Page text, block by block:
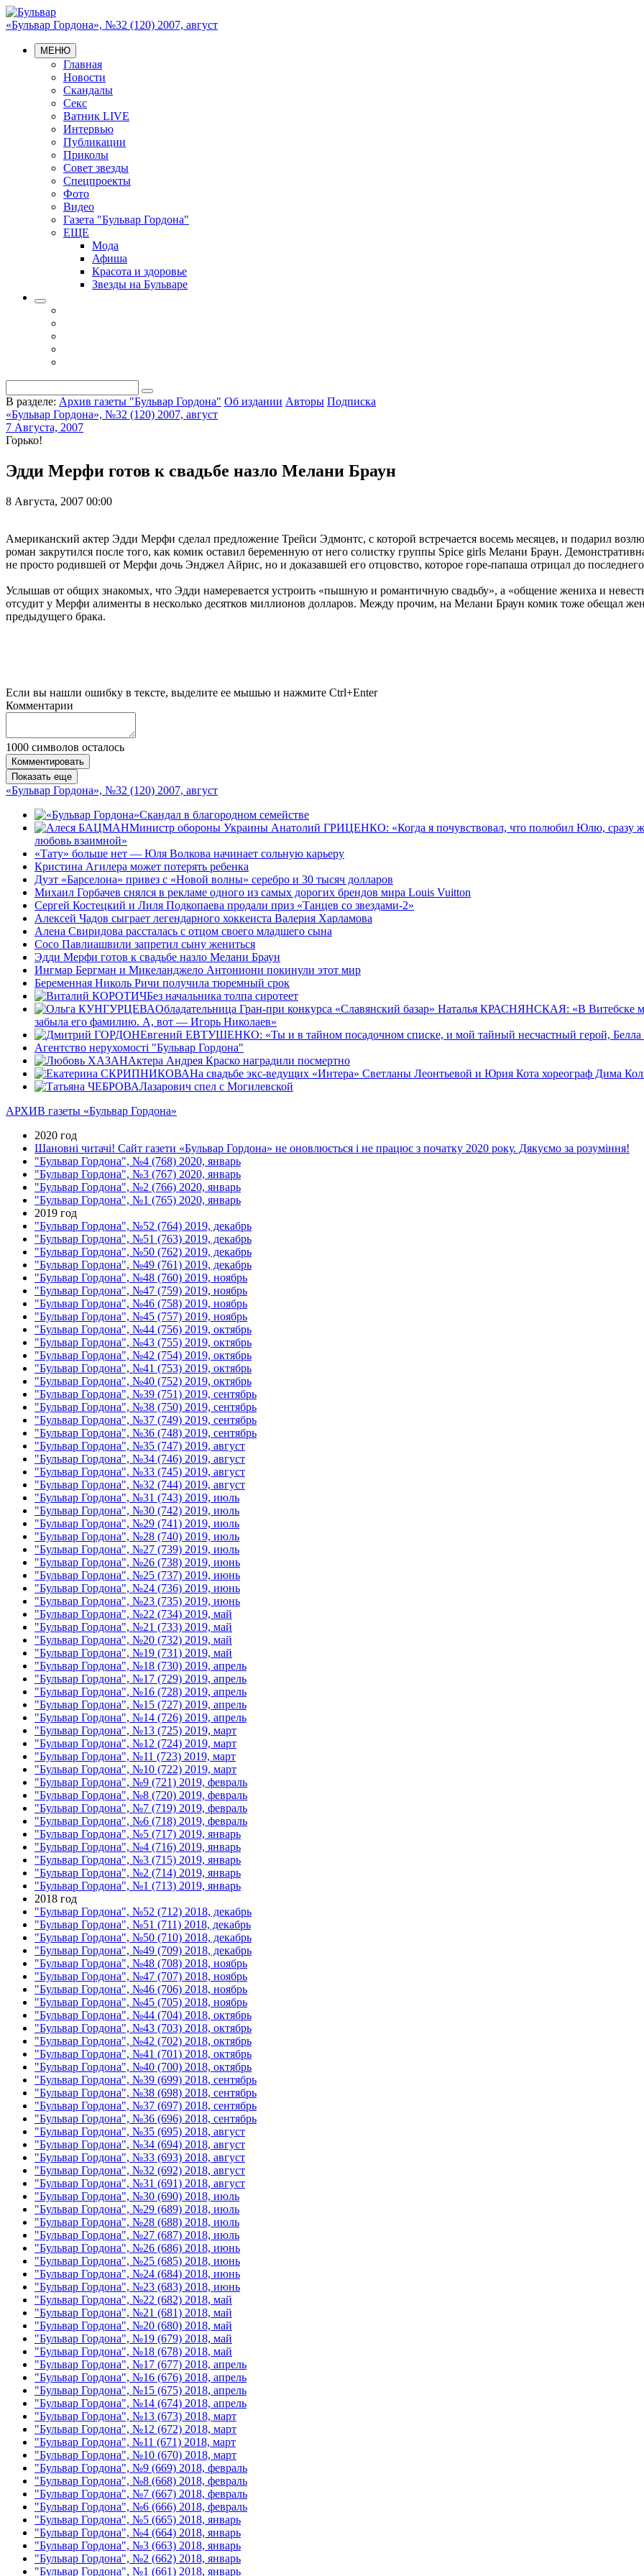
«Бульвар Гордона», №32 (120) 2007, август
МЕНЮ
Главная
Новости
Скандалы
Секс
Ватник LIVE
Интервью
Публикации
Приколы
Совет звезды
Спецпроекты
Фото
Видео
Газета "Бульвар Гордона"
ЕЩЕ
Мода
Афиша
Красота и здоровье
Звезды на Бульваре
В разделе: Архив газеты "Бульвар Гордона" Об издании Авторы Подписка
«Бульвар Гордона», №32 (120) 2007, август
7 Августа, 2007
Горько!
Эдди Мерфи готов к свадьбе назло Мелани Браун
8 Августа, 2007 00:00
Американский актер Эдди Мерфи сделал предложение Трейси Эдмонтс, с которой встречается восемь месяцев, и подарил
роман закрутился после того, как комик оставил беременную от него солистку группы Spice girls Мелани Браун.
не просто родившей от Мерфи дочь Энджел Айрис, но и доказавшей его отцовство, которое горе-папаша отрицал до
Услышав от общих знакомых, что Эдди намеревается устроить «пышную и романтичную свадьбу», а «общение жениха и
отсудит у Мерфи алименты в несколько десятков миллионов долларов. Между прочим, на Мелани Браун комик тоже обещал
предыдущего брака.
Если вы нашли ошибку в тексте, выделите ее мышью и нажмите Ctrl+Enter
Комментарии
1000 символов осталось
Комментировать
Показать еще
«Бульвар Гордона», №32 (120) 2007, август
Скандал в благородном семействе
Министр обороны Украины Анатолий ГРИЦЕНКО: «Когда я почувствовал, что полюбил Юлю, сразу
любовь взаимной»
«Тату» больше нет — Юля Волкова начинает сольную карьеру
Кристина Агилера может потерять ребенка
Дуэт «Барселона» привез с «Новой волны» серебро и 30 тысяч долларов
Михаил Горбачев снялся в рекламе одного из самых дорогих брендов мира Louis Vuitton
Сергей Костецкий и Лиля Подкопаева продали приз «Танцев со звездами-2»
Алексей Чадов сыграет легендарного хоккеиста Валерия Харламова
Алена Свиридова рассталась с отцом своего младшего сына
Сосо Павлиашвили запретил сыну жениться
Эдди Мерфи готов к свадьбе назло Мелани Браун
Ингмар Бергман и Микеланджело Антониони покинули этот мир
Беременная Николь Ричи получила тюремный срок
Без начальника толпа сиротеет
Обладательница Гран-при конкурса «Славянский базар» Наталья КРАСНЯНСКАЯ: «В Витебске
забыла его фамилию. А, вот — Игорь Николаев»
Евгений ЕВТУШЕНКО: «Ты и в тайном посадочном списке, и мой тайный несчастный герой, Белла
Агентство нерухомості "Бульвар Гордона"
Актера Андрея Краско наградили посмертно
На свадьбе экс-ведущих «Интера» Светланы Леонтьевой и Юрия Кота хореограф Дима
Лазарович спел с Могилевской
АРХИВ газеты «Бульвар Гордона»
2020 год
Шановні читачі! Сайт газети «Бульвар Гордона» не оновлюється і не працює з початку 2020 року. Дякуємо за розуміння!
"Бульвар Гордона", №4 (768) 2020, январь
"Бульвар Гордона", №3 (767) 2020, январь
"Бульвар Гордона", №2 (766) 2020, январь
"Бульвар Гордона", №1 (765) 2020, январь
2019 год
"Бульвар Гордона", №52 (764) 2019, декабрь
"Бульвар Гордона", №51 (763) 2019, декабрь
"Бульвар Гордона", №50 (762) 2019, декабрь
"Бульвар Гордона", №49 (761) 2019, декабрь
"Бульвар Гордона", №48 (760) 2019, ноябрь
"Бульвар Гордона", №47 (759) 2019, ноябрь
"Бульвар Гордона", №46 (758) 2019, ноябрь
"Бульвар Гордона", №45 (757) 2019, ноябрь
"Бульвар Гордона", №44 (756) 2019, октябрь
"Бульвар Гордона", №43 (755) 2019, октябрь
"Бульвар Гордона", №42 (754) 2019, октябрь
"Бульвар Гордона", №41 (753) 2019, октябрь
"Бульвар Гордона", №40 (752) 2019, октябрь
"Бульвар Гордона", №39 (751) 2019, сентябрь
"Бульвар Гордона", №38 (750) 2019, сентябрь
"Бульвар Гордона", №37 (749) 2019, сентябрь
"Бульвар Гордона", №36 (748) 2019, сентябрь
"Бульвар Гордона", №35 (747) 2019, август
"Бульвар Гордона", №34 (746) 2019, август
"Бульвар Гордона", №33 (745) 2019, август
"Бульвар Гордона", №32 (744) 2019, август
"Бульвар Гордона", №31 (743) 2019, июль
"Бульвар Гордона", №30 (742) 2019, июль
"Бульвар Гордона", №29 (741) 2019, июль
"Бульвар Гордона", №28 (740) 2019, июль
"Бульвар Гордона", №27 (739) 2019, июль
"Бульвар Гордона", №26 (738) 2019, июнь
"Бульвар Гордона", №25 (737) 2019, июнь
"Бульвар Гордона", №24 (736) 2019, июнь
"Бульвар Гордона", №23 (735) 2019, июнь
"Бульвар Гордона", №22 (734) 2019, май
"Бульвар Гордона", №21 (733) 2019, май
"Бульвар Гордона", №20 (732) 2019, май
"Бульвар Гордона", №19 (731) 2019, май
"Бульвар Гордона", №18 (730) 2019, апрель
"Бульвар Гордона", №17 (729) 2019, апрель
"Бульвар Гордона", №16 (728) 2019, апрель
"Бульвар Гордона", №15 (727) 2019, апрель
"Бульвар Гордона", №14 (726) 2019, апрель
"Бульвар Гордона", №13 (725) 2019, март
"Бульвар Гордона", №12 (724) 2019, март
"Бульвар Гордона", №11 (723) 2019, март
"Бульвар Гордона", №10 (722) 2019, март
"Бульвар Гордона", №9 (721) 2019, февраль
"Бульвар Гордона", №8 (720) 2019, февраль
"Бульвар Гордона", №7 (719) 2019, февраль
"Бульвар Гордона", №6 (718) 2019, февраль
"Бульвар Гордона", №5 (717) 2019, январь
"Бульвар Гордона", №4 (716) 2019, январь
"Бульвар Гордона", №3 (715) 2019, январь
"Бульвар Гордона", №2 (714) 2019, январь
"Бульвар Гордона", №1 (713) 2019, январь
2018 год
"Бульвар Гордона", №52 (712) 2018, декабрь
"Бульвар Гордона", №51 (711) 2018, декабрь
"Бульвар Гордона", №50 (710) 2018, декабрь
"Бульвар Гордона", №49 (709) 2018, декабрь
"Бульвар Гордона", №48 (708) 2018, ноябрь
"Бульвар Гордона", №47 (707) 2018, ноябрь
"Бульвар Гордона", №46 (706) 2018, ноябрь
"Бульвар Гордона", №45 (705) 2018, ноябрь
"Бульвар Гордона", №44 (704) 2018, октябрь
"Бульвар Гордона", №43 (703) 2018, октябрь
"Бульвар Гордона", №42 (702) 2018, октябрь
"Бульвар Гордона", №41 (701) 2018, октябрь
"Бульвар Гордона", №40 (700) 2018, октябрь
"Бульвар Гордона", №39 (699) 2018, сентябрь
"Бульвар Гордона", №38 (698) 2018, сентябрь
"Бульвар Гордона", №37 (697) 2018, сентябрь
"Бульвар Гордона", №36 (696) 2018, сентябрь
"Бульвар Гордона", №35 (695) 2018, август
"Бульвар Гордона", №34 (694) 2018, август
"Бульвар Гордона", №33 (693) 2018, август
"Бульвар Гордона", №32 (692) 2018, август
"Бульвар Гордона", №31 (691) 2018, август
"Бульвар Гордона", №30 (690) 2018, июль
"Бульвар Гордона", №29 (689) 2018, июль
"Бульвар Гордона", №28 (688) 2018, июль
"Бульвар Гордона", №27 (687) 2018, июль
"Бульвар Гордона", №26 (686) 2018, июнь
"Бульвар Гордона", №25 (685) 2018, июнь
"Бульвар Гордона", №24 (684) 2018, июнь
"Бульвар Гордона", №23 (683) 2018, июнь
"Бульвар Гордона", №22 (682) 2018, май
"Бульвар Гордона", №21 (681) 2018, май
"Бульвар Гордона", №20 (680) 2018, май
"Бульвар Гордона", №19 (679) 2018, май
"Бульвар Гордона", №18 (678) 2018, май
"Бульвар Гордона", №17 (677) 2018, апрель
"Бульвар Гордона", №16 (676) 2018, апрель
"Бульвар Гордона", №15 (675) 2018, апрель
"Бульвар Гордона", №14 (674) 2018, апрель
"Бульвар Гордона", №13 (673) 2018, март
"Бульвар Гордона", №12 (672) 2018, март
"Бульвар Гордона", №11 (671) 2018, март
"Бульвар Гордона", №10 (670) 2018, март
"Бульвар Гордона", №9 (669) 2018, февраль
"Бульвар Гордона", №8 (668) 2018, февраль
"Бульвар Гордона", №7 (667) 2018, февраль
"Бульвар Гордона", №6 (666) 2018, февраль
"Бульвар Гордона", №5 (665) 2018, январь
"Бульвар Гордона", №4 (664) 2018, январь
"Бульвар Гордона", №3 (663) 2018, январь
"Бульвар Гордона", №2 (662) 2018, январь
"Бульвар Гордона", №1 (661) 2018, январь